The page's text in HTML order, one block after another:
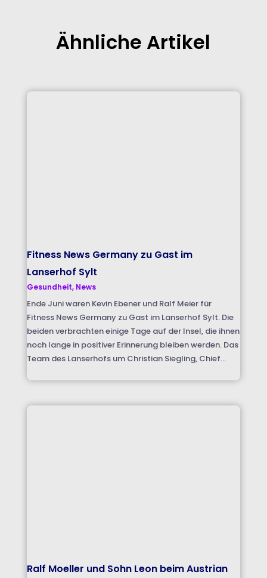
Ähnliche Artikel
Fitness News Germany zu Gast im
Lanserhof Sylt
Gesundheit, News
Ende Juni waren Kevin Ebener und Ralf Meier für
Fitness News Germany zu Gast im Lanserhof Sylt. Die
beiden verbrachten einige Tage auf der Insel, die ihnen
noch lange in positiver Erinnerung bleiben werden. Das
Team des Lanserhofs um Christian Siegling, Chief...
Ralf Moeller und Sohn Leon beim Austrian